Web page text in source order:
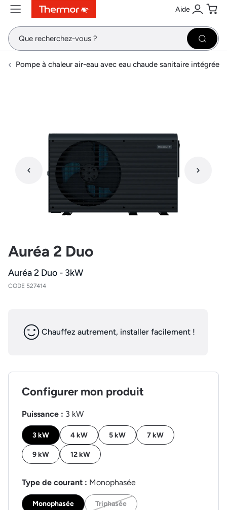
ContenuMenuRecherche Aide
Se
Pompe à chaleur air-eau avec eau chaude sanitaire intégrée
Auréa 2 Duo
Auréa 2 Duo - 3kW
CODE 527414
Chauffez autrement, installer facilement !
Configurer mon produit
Puissance : 3 kW
3 kW 4 kW 5 kW 7 kW
9 kW 12 kW
Type de courant : Monophasée
Monophasée Triphasée